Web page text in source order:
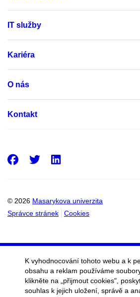
IT služby
Kariéra
O nás
Kontakt
© 2026 Masarykova univerzita
Správce stránek
Cookies
Facebook
Twitter
LinkedIn
K vyhodnocování tohoto webu a k
obsahu a reklam používáme
klikněte na „přijmout cookies",
souhlas k jejich uložení, správě a